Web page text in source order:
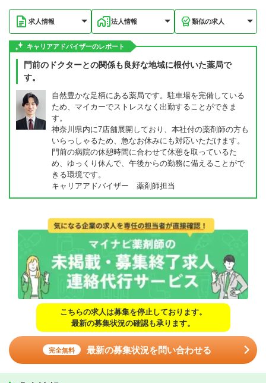
求人情報 法人情報 類似の求人
キャリアアドバイザーのレポート
門前のドクターとの関係も良好な地域に根付いた薬局で
す。
自然豊かな足柄にある薬局です。駐車場を完備している
ため、マイカーでストレスなく出勤することができま
す。
神奈川県内に7店舗展開しており、本社付の薬剤師の方も
いらっしゃるため、急なお休みにも対応いただけます。
門前の病院の休憩時間に合わせて休憩を取っているた
め、ゆっくり休んで、午後からの勤務に備えることがで
きる環境です。
キャリアアドバイザー 薬剤師担当
こちらの求人は募集を停止しております。
最新の募集状況の確認も承ります。
完全無料 最新の募集状況を問い合わせる